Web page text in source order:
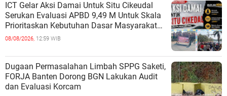
ICT Gelar Aksi Damai Untuk Situ Cikeudal
Serukan Evaluasi APBD 9,49 M Untuk Skala
Prioritaskan Kebutuhan Dasar Masyarakat
Belum Saat nya Butuh Kawasa
08/08/2026, 12:59 WIB
Dugaan Permasalahan Limbah SPPG Saketi,
FORJA Banten Dorong BGN Lakukan Audit
dan Evaluasi Korcam